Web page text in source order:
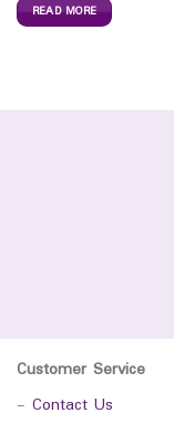
READ MORE
Customer Service
- Contact Us